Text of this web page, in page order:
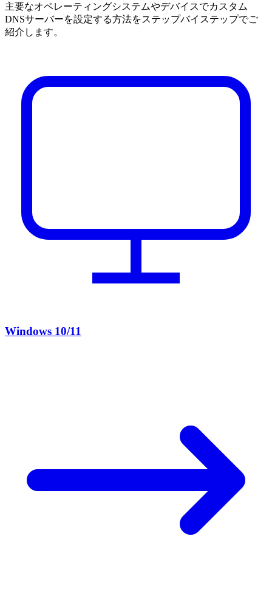
主要なオペレーティングシステムやデバイスでカスタム
DNSサーバーを設定する方法をステップバイステップでご
紹介します。
Windows 10/11